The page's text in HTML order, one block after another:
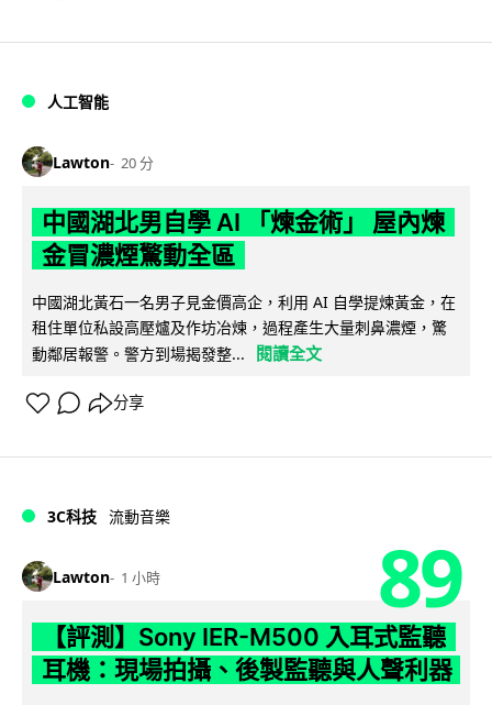
人工智能
Lawton 20 分
中國湖北男自學 AI 「煉金術」 屋內煉
金冒濃煙驚動全區
中國湖北黃石一名男子見金價高企，利用 AI 自學提煉黃金，在
租住單位私設高壓爐及作坊冶煉，過程產生大量刺鼻濃煙，驚
動鄰居報警。警方到場揭發整...
閱讀全文
分享
3C科技 流動音樂
Lawton 1 小時 89
【評測】Sony IER-M500 入耳式監聽
耳機：現場拍攝、後製監聽與人聲利器